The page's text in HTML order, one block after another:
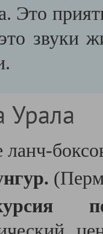
Это
это
Урала
ланч-